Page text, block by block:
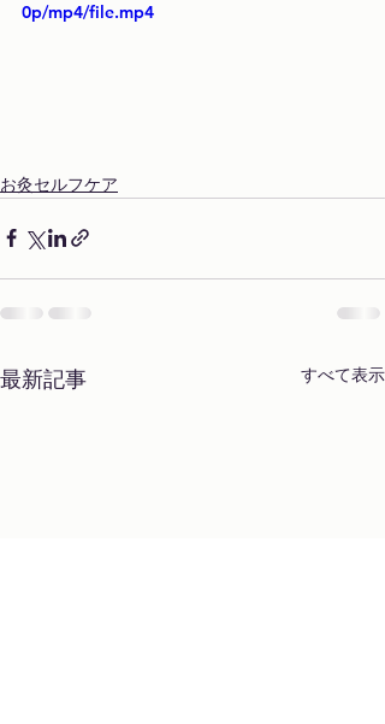
0p/mp4/file.mp4
お灸セルフケア
最新記事 すべて表示